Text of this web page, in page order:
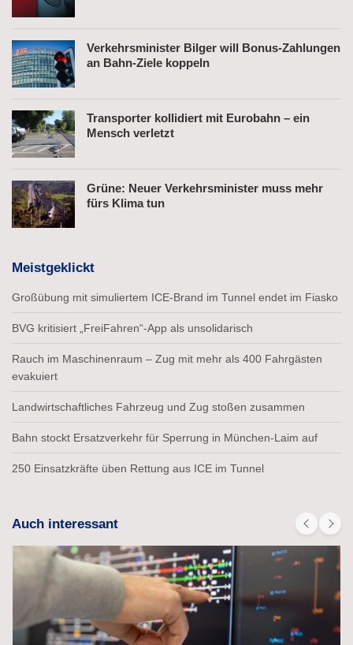
Verkehrsminister Bilger will Bonus-Zahlungen
an Bahn-Ziele koppeln
Transporter kollidiert mit Eurobahn – ein
Mensch verletzt
Grüne: Neuer Verkehrsminister muss mehr
fürs Klima tun
Meistgeklickt
Großübung mit simuliertem ICE-Brand im Tunnel endet im Fiasko
BVG kritisiert „FreiFahren“-App als unsolidarisch
Rauch im Maschinenraum – Zug mit mehr als 400 Fahrgästen
evakuiert
Landwirtschaftliches Fahrzeug und Zug stoßen zusammen
Bahn stockt Ersatzverkehr für Sperrung in München-Laim auf
250 Einsatzkräfte üben Rettung aus ICE im Tunnel
Auch interessant